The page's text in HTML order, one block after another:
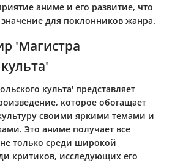
аниме и его развитие, что
для поклонников жанра.
'Магистра
культа' представляет
которое обогащает
своими яркими темами и
Это аниме получает все
только среди широкой
критиков, исследующих его